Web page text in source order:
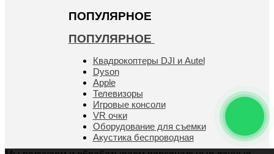
ПОПУЛЯРНОЕ
ПОПУЛЯРНОЕ
Квадрокоптеры DJI и Autel
Dyson
Apple
Телевизоры
Игровые консоли
VR очки
Оборудование для съемки
Акустика беспроводная